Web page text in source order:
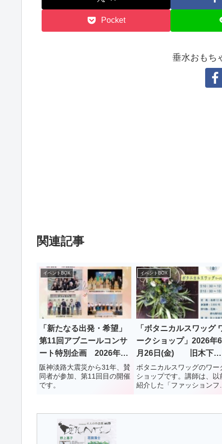
Pocket
垂水おもち
関連記事
イベントBOX
「新たなる出発・希望」
第11回アブニールコンサ
ート特別企画 2026年3
月16日(月) 垂水区役所1
階ロビー
阪神淡路大震災から31年、賛
同者が参加、第11回目の開催
です。
イベントBOX
「ボタニカルスワッグ
ークショップ」2026年6
月26日(金) 旧木下家
住宅
ボタニカルスワッグのワー
ショップです。講師は、以
紹介した「ファッションフラ